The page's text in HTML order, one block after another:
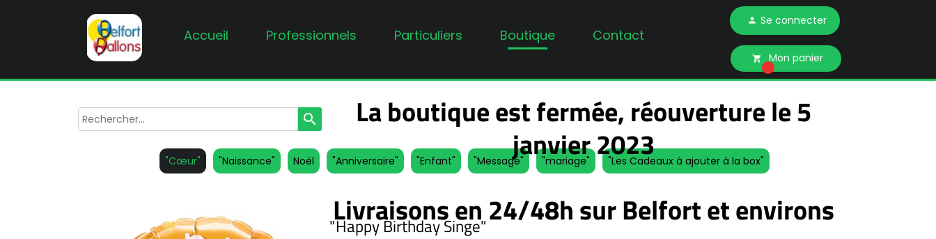
Accueil Professionnels Particuliers Boutique Contact
person Se connecter
local_grocery_store Mon panier
La boutique est fermée, réouverture le 5
janvier 2023
Livraisons en 24/48h sur Belfort et environs
search
"Cœur" "Naissance" Noël "Anniversaire" "Enfant" "Message" "mariage" "Les Cadeaux à ajouter à la box"
"Happy Birthday Singe"